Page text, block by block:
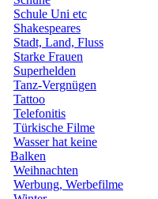
Schule Uni etc
Shakespeares
Stadt, Land, Fluss
Starke Frauen
Superhelden
Tanz-Vergnügen
Tattoo
Telefonitis
Türkische Filme
Wasser hat keine
Balken
Weihnachten
Werbung, Werbefilme